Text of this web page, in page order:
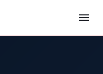
menu